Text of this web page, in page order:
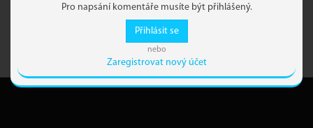
Pro napsání komentáře musíte být přihlášený.
Přihlásit se
nebo
Zaregistrovat nový účet